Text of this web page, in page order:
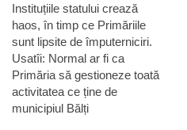
Instituțiile statului crează
haos, în timp ce Primăriile
sunt lipsite de împuterniciri.
Usatîi: Normal ar fi ca
Primăria să gestioneze toată
activitatea ce ține de
municipiul Bălți